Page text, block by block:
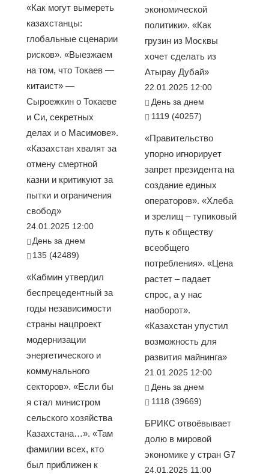
«Как могут вымереть
казахстанцы:
глобальные сценарии
рисков». «Выезжаем
на том, что Токаев —
китаист» —
Сыроежкин о Токаеве
и Си, секретных
делах и о Масимове».
«Казахстан хвалят за
отмену смертной
казни и критикуют за
пытки и ограничения
свобод»
24.01.2025 12:00
День за днем
135 (42489)
«Кабмин утвердил
беспрецедентный за
годы независимости
страны нацпроект
модернизации
энергетического и
коммунального
секторов». «Если бы
я стал министром
сельского хозяйства
Казахстана…». «Там
фамилии всех, кто
был приближен к
экономической
политики». «Как
грузин из Москвы
хочет сделать из
Атырау Дубай»
22.01.2025 12:00
День за днем
1119 (40257)
«Правительство
упорно игнорирует
запрет президента на
создание единых
операторов». «Хлеба
и зрелищ – тупиковый
путь к обществу
всеобщего
потребления». «Цена
растет – падает
спрос, а у нас
наоборот».
«Казахстан упустил
возможность для
развития майнинга»
21.01.2025 12:00
День за днем
1118 (39669)
БРИКС отвоёвывает
долю в мировой
экономике у стран G7
24.01.2025 11:00